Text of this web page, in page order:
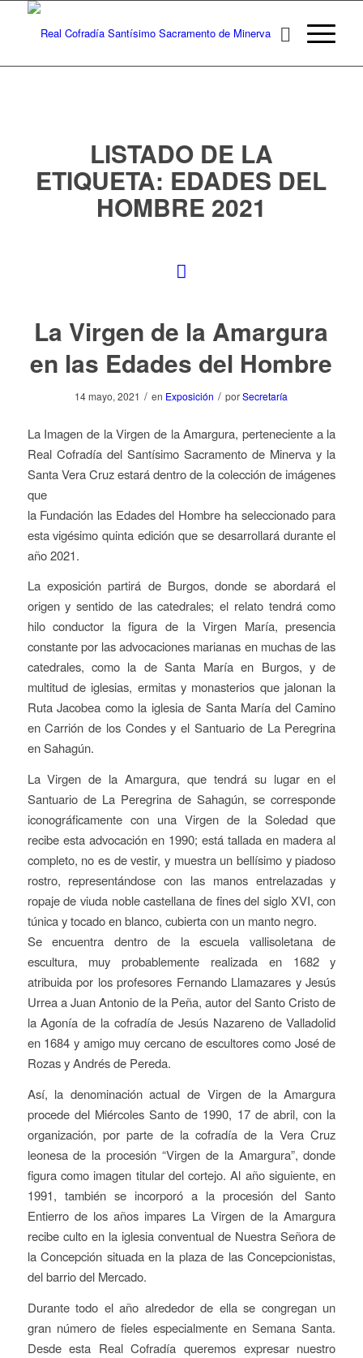
LISTADO DE LA
ETIQUETA: EDADES DEL
HOMBRE 2021
La Virgen de la Amargura
en las Edades del Hombre
14 mayo, 2021 / en Exposición / porSecretaría
La Imagen de la Virgen de la Amargura, perteneciente a la
Real Cofradía del Santísimo Sacramento de Minerva y la
Santa Vera Cruz estará dentro de la colección de imágenes
que
la Fundación las Edades del Hombre ha seleccionado para
esta vigésimo quinta edición que se desarrollará durante el
año 2021.
La exposición partirá de Burgos, donde se abordará el
origen y sentido de las catedrales; el relato tendrá como
hilo conductor la figura de la Virgen María, presencia
constante por las advocaciones marianas en muchas de las
catedrales, como la de Santa María en Burgos, y de
multitud de iglesias, ermitas y monasterios que jalonan la
Ruta Jacobea como la iglesia de Santa María del Camino
en Carrión de los Condes y el Santuario de La Peregrina
en Sahagún.
La Virgen de la Amargura, que tendrá su lugar en el
Santuario de La Peregrina de Sahagún, se corresponde
iconográficamente con una Virgen de la Soledad que
recibe esta advocación en 1990; está tallada en madera al
completo, no es de vestir, y muestra un bellísimo y piadoso
rostro, representándose con las manos entrelazadas y
ropaje de viuda noble castellana de fines del siglo XVI, con
túnica y tocado en blanco, cubierta con un manto negro.
Se encuentra dentro de la escuela vallisoletana de
escultura, muy probablemente realizada en 1682 y
atribuida por los profesores Fernando Llamazares y Jesús
Urrea a Juan Antonio de la Peña, autor del Santo Cristo de
la Agonía de la cofradía de Jesús Nazareno de Valladolid
en 1684 y amigo muy cercano de escultores como José de
Rozas y Andrés de Pereda.
Así, la denominación actual de Virgen de la Amargura
procede del Miércoles Santo de 1990, 17 de abril, con la
organización, por parte de la cofradía de la Vera Cruz
leonesa de la procesión “Virgen de la Amargura”, donde
figura como imagen titular del cortejo. Al año siguiente, en
1991, también se incorporó a la procesión del Santo
Entierro de los años impares La Virgen de la Amargura
recibe culto en la iglesia conventual de Nuestra Señora de
la Concepción situada en la plaza de las Concepcionistas,
del barrio del Mercado.
Durante todo el año alrededor de ella se congregan un
gran número de fieles especialmente en Semana Santa.
Desde esta Real Cofradía queremos expresar nuestro